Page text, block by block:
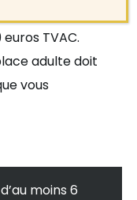
TVAC.
adulte doit
vous
moins 6